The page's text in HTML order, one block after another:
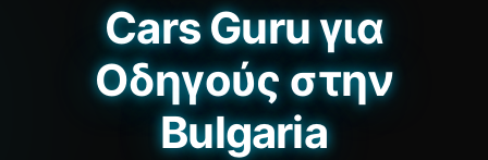
Cars Guru για
Οδηγούς στην
Bulgaria